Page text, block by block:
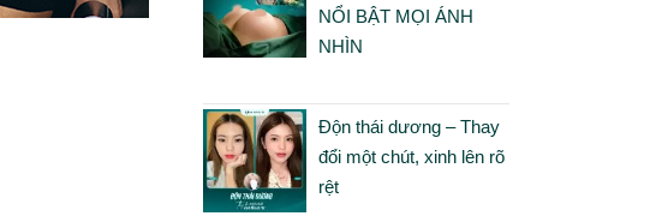
NỔI BẬT MỌI ÁNH
NHÌN
Độn thái dương – Thay
đổi một chút, xinh lên rõ
rệt